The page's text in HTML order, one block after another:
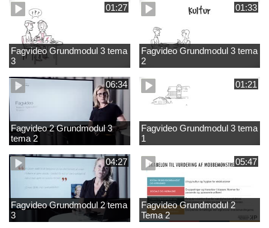
01:27
Fagvideo Grundmodul 3 tema
3
01:33
Fagvideo Grundmodul 3 tema
2
06:34
Fagvideo 2 Grundmodul 3
tema 2
01:21
Fagvideo Grundmodul 3 tema
1
04:27
Fagvideo Grundmodul 2 tema
3
05:47
Fagvideo Grundmodul 2
Tema 2